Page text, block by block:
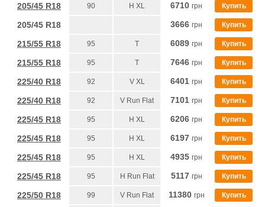
205/45 R18 90 H XL 6710 грн Купить
205/45 R18 3666 грн Купить
215/55 R18 95 T 6089 грн Купить
215/55 R18 95 T 7646 грн Купить
225/40 R18 92 V XL 6401 грн Купить
225/40 R18 92 V Run Flat 7101 грн Купить
225/45 R18 95 H XL 6206 грн Купить
225/45 R18 95 H XL 6197 грн Купить
225/45 R18 95 H XL 4935 грн Купить
225/45 R18 95 H Run Flat 5117 грн Купить
225/50 R18 99 V Run Flat 11380 грн Купить